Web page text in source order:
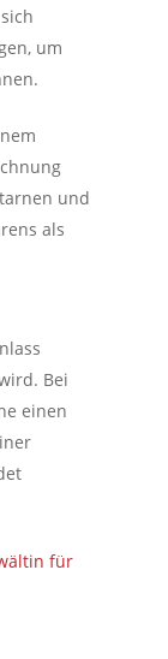
um
und
als
Bei
einen
für